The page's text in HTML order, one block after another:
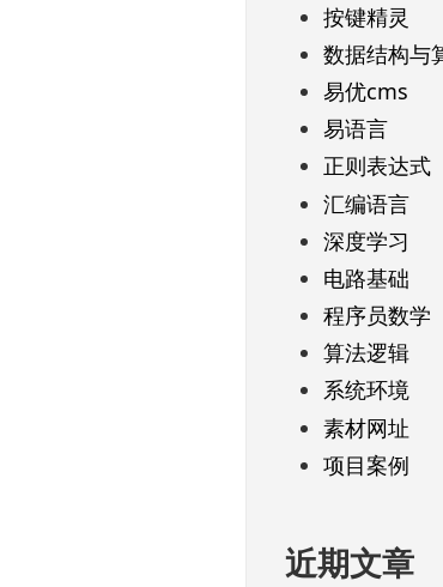
按键精灵
数据结构与
易优cms
易语言
正则表达式
汇编语言
深度学习
电路基础
程序员数学
算法逻辑
系统环境
素材网址
项目案例
近期文章